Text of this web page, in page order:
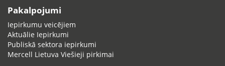
Pakalpojumi
Iepirkumu veicējiem
Aktuālie Iepirkumi
Publiskā sektora iepirkumi
Mercell Lietuva Viešieji pirkimai